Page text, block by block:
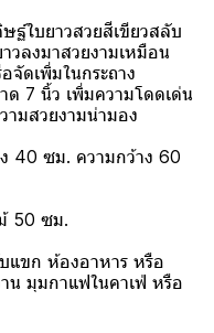
ฐ์ใบยาวสวยสีเขียวสลับ
วลงมาสวยงามเหมือน
จัดเพิ่มในกระถาง
7 นิ้ว เพิ่มความโดดเด่น
ามสวยงามน่ามอง
40 ซม. ความกว้าง 60
50 ซม.
แขก ห้องอาหาร หรือ
มุมกาแฟในคาเฟ่ หรือ